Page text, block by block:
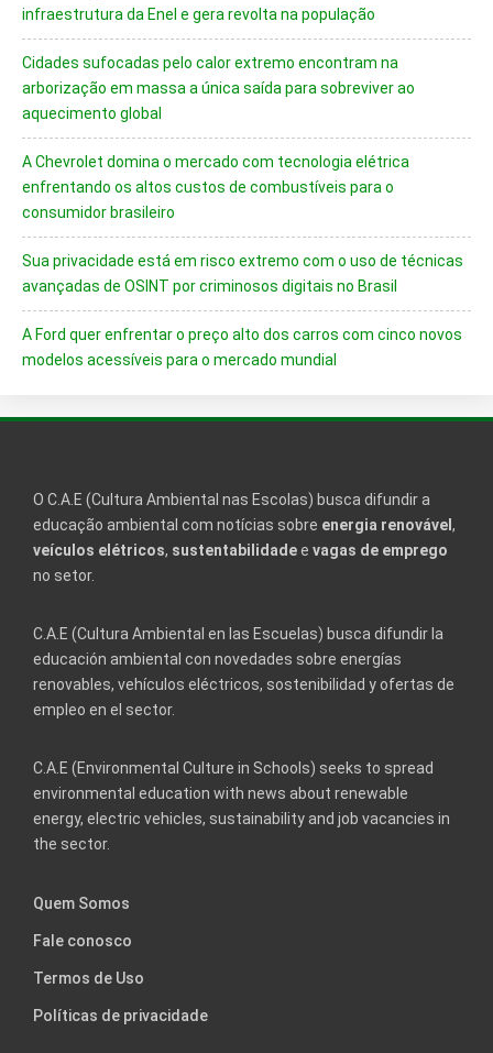
infraestrutura da Enel e gera revolta na população
Cidades sufocadas pelo calor extremo encontram na
arborização em massa a única saída para sobreviver ao
aquecimento global
A Chevrolet domina o mercado com tecnologia elétrica
enfrentando os altos custos de combustíveis para o
consumidor brasileiro
Sua privacidade está em risco extremo com o uso de técnicas
avançadas de OSINT por criminosos digitais no Brasil
A Ford quer enfrentar o preço alto dos carros com cinco novos
modelos acessíveis para o mercado mundial
O C.A.E (Cultura Ambiental nas Escolas) busca difundir a
educação ambiental com notícias sobre energia renovável ,
veículos elétricos, sustentabilidadee vagas de emprego
no setor.
C.A.E (Cultura Ambiental en las Escuelas) busca difundir la
educación ambiental con novedades sobre energías
renovables, vehículos eléctricos, sostenibilidad y ofertas de
empleo en el sector.
C.A.E (Environmental Culture in Schools) seeks to spread
environmental education with news about renewable
energy, electric vehicles, sustainability and job vacancies in
the sector.
Quem Somos
Fale conosco
Termos de Uso
Políticas de privacidade